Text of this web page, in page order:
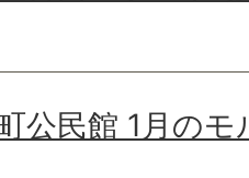
公民館 1月の